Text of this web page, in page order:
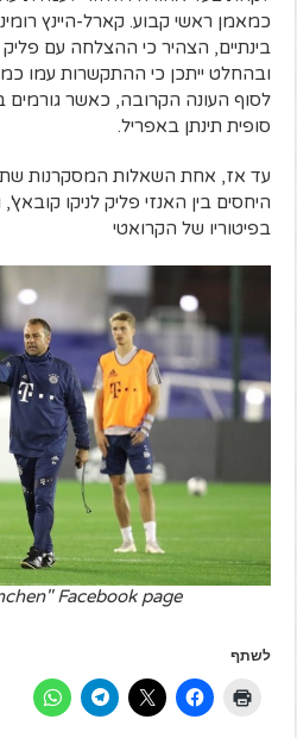
כמאמן ראשי קבוע. קארל-היינץ
בינתיים, הצהיר כי ההצלחה עם
ובהחלט ייתכן כי ההתקשרות עמו
לסוף העונה הקרובה, כאשר גורמים
סופית תינתן באפריל.
עד אז, אחת השאלות המסקרנות
היחסים בין האנזי פליק לניקו
בפיטוריו של הקרואטי
Facebook page
לשתף